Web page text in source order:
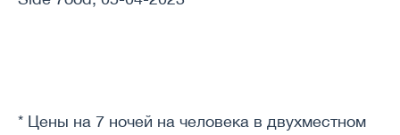
* Цены на 7 ночей на человека в двухместном